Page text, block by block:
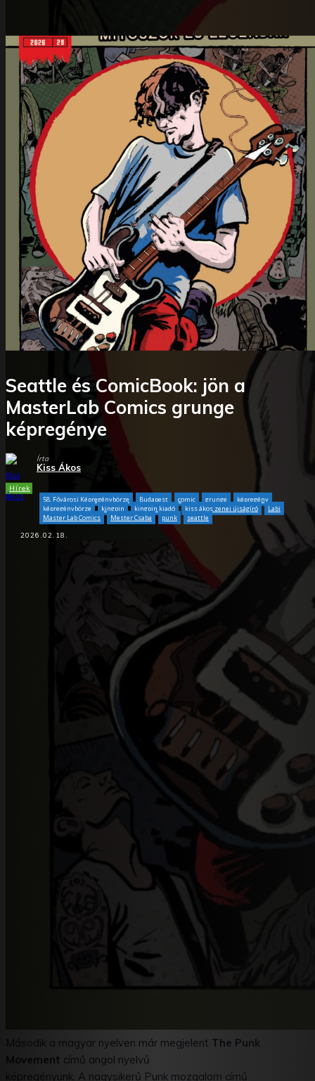
Seattle és ComicBook: jön a
MasterLab Comics grunge
képregénye
Írta
Kiss Ákos
Hírek
58. Fővárosi Képregénybörze
Budapest comic grunge
képregény
képregénybörze
kingpin kingpin kiadó kiss ákos zenei újságíró
Labi
Master Lab Comics
Mester Csaba punk
seattle
2026.02.18.
WhatsApp
Második a magyar nyelven már megjelent The Punk
Movement című angol nyelvű
képregényünk. A nagysikerű Punk mozgalom című